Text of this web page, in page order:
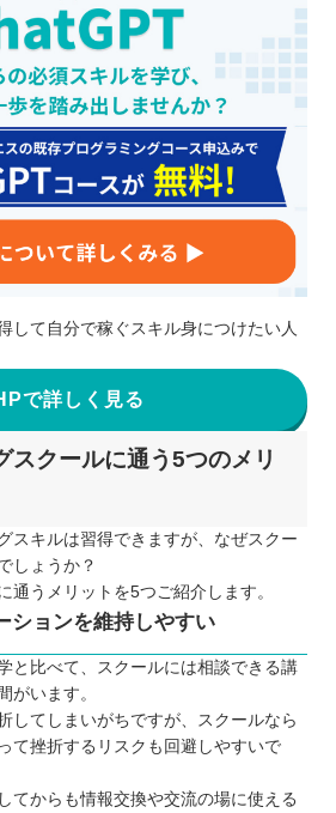
して自分で稼ぐスキル身につけたい人
で詳しく見る
スクールに通う5つのメリ
スキルは習得できますが、なぜスクー
しょうか？
通うメリットを5つご紹介します。
ションを維持しやすい
と比べて、スクールには相談できる講
がいます。
してしまいがちですが、スクールなら
て挫折するリスクも回避しやすいで
てからも情報交換や交流の場に使える